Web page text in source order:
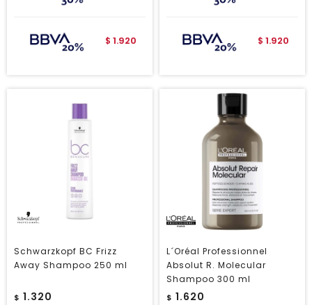
$ 1.920 $ 1.920
Schwarzkopf BC Frizz
Away Shampoo 250 ml
$ 1.320
L´Oréal Professionnel
Absolut R. Molecular
Shampoo 300 ml
$ 1.620